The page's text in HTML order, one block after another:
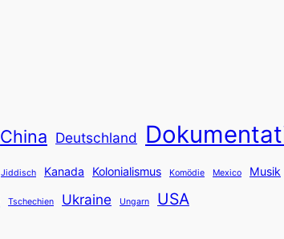
China Deutschland
Jiddisch Kanada Kolonialismus Komödie Mexico Musik
Tschechien Ukraine Ungarn USA